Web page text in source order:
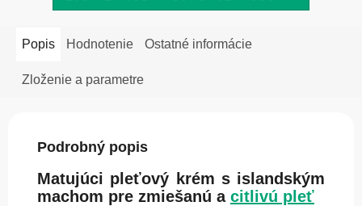
Popis Hodnotenie Ostatné informácie
Zloženie a parametre
Podrobný popis
Matujúci pleťový krém s islandským
machom pre zmiešanú a citlivú pleť